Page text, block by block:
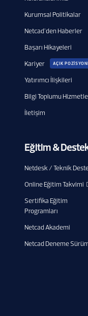
Kurumsal Politikalar
Netcad'den Haberler
Başarı Hikayeleri
Kariyer
AÇIK
Yatırımcı İlişkileri
Bilgi Toplumu
İletişim
Eğitim &
Netdesk / Teknik
Online Eğitim Takvimi
Sertifika Eğitim
Programları
Netcad Akademi
Netcad Deneme